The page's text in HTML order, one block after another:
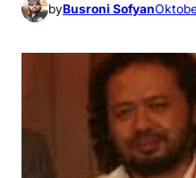
byBusroni Sofyan